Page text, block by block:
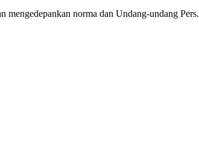
mengedepankan norma dan Undang-undang Pers.